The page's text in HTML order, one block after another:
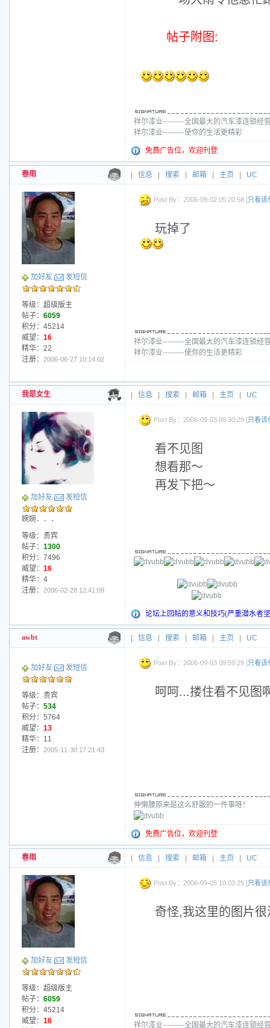
帖子附图:
祥尔漆业---------全国最大的汽车漆连锁经
祥尔漆业---------使你的生活更精彩
免费广告位，欢迎刊登
春雨 信息 搜索 邮箱 主页 UC
加好友 发短信
等级：超级版主
帖子： 6059
积分：45214
威望： 16
精华：22
注册： 2006-06-27 10:14:02
Post By：2006-09-02 05:20:58 [只看该
玩掉了
祥尔漆业---------全国最大的汽车漆连锁经
祥尔漆业---------使你的生活更精彩
我是女生 信息 搜索 邮箱 主页 UC
加好友 发短信
婉婉．．．
等级：贵宾
帖子： 1300
积分：7496
威望： 16
精华：4
注册： 2006-02-28 12:41:09
Post By：2006-09-03 09:30:29 [只看该
看不见图
想看那～
再发下把～
论坛上回帖的意义和技巧(严重潜水者
awbt 信息 搜索 邮箱 主页 UC
加好友 发短信
等级：贵宾
帖子： 534
积分：5764
威望： 13
精华：11
注册： 2005-11-30 17:21:43
Post By：2006-09-03 09:59:29 [只看该
呵呵...搂住看不见图
伸懒腰原来是这么舒服的一件事呀！
免费广告位，欢迎刊登
春雨 信息 搜索 邮箱 主页 UC
加好友 发短信
等级：超级版主
帖子： 6059
积分：45214
威望： 16
Post By：2006-09-05 10:03:25 [只看该
奇怪,我这里的图片
祥尔漆业---------全国最大的汽车漆连锁经